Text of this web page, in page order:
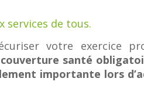
services de tous.
votre exercice
santé
importante lors